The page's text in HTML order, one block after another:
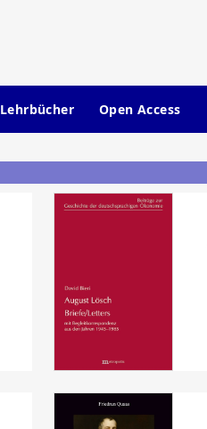
Lehrbücher Open Access